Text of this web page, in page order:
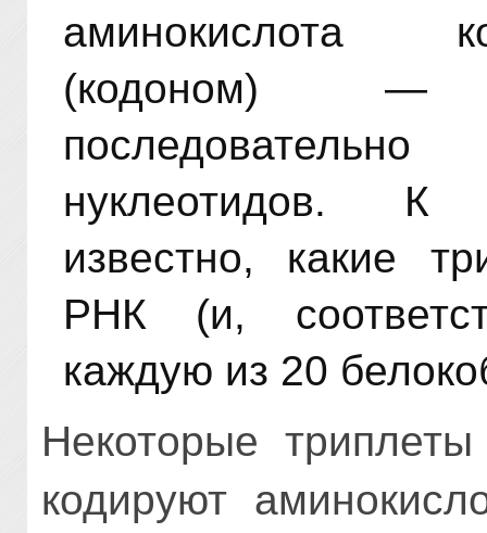
аминокислота
(кодоном) —
нуклеотидов. К
известно, какие
РНК (и,
каждую из 20
Некоторые
кодируют